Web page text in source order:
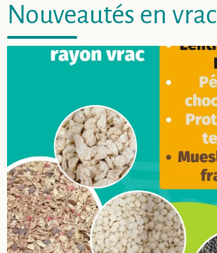
Nouveautés en vrac